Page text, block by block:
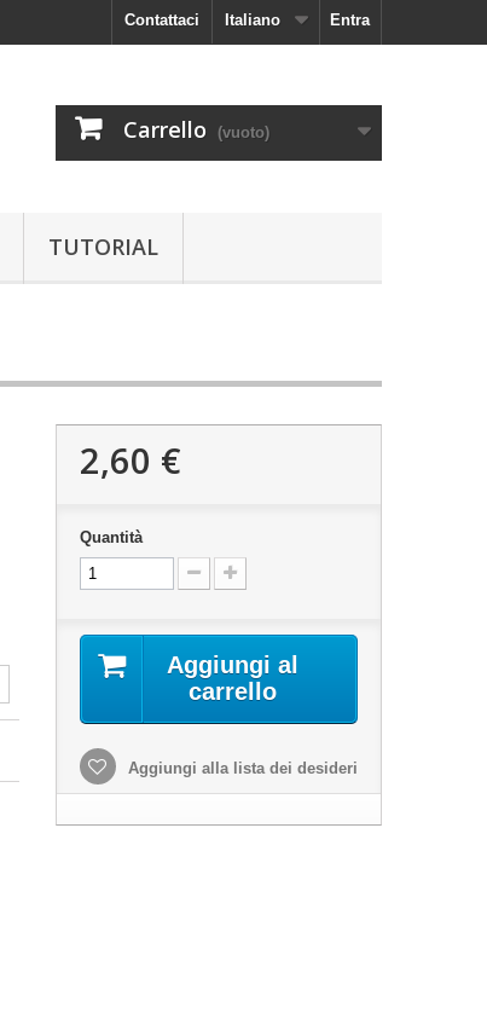
Entra
Italiano
Contattaci
Carrello (vuoto)
TUTORIAL
2,60 €
Quantità
Aggiungi al
carrello
Aggiungi alla lista dei desideri